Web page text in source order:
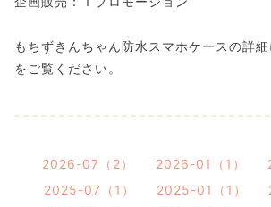
もちずきんちゃん防水スマホケースの詳
をご覧ください。
2026-07（2） 2026-01（1）
2025-07（1）
2025-01（1）